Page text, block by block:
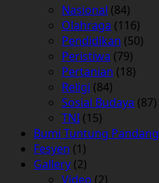
Nasional (84)
Olahraga (116)
Pendidikan (50)
Peristiwa (79)
Pertanian (18)
Religi (84)
Sosial Budaya (87)
TNI (15)
Bumi Tuntung Pandang
Fesyen (1)
Gallery (2)
Video (2)